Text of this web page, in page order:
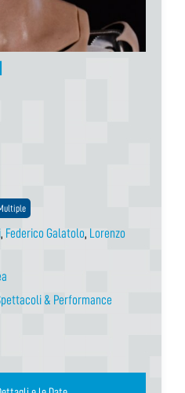
, Federico Galatolo, Lorenzo
& Performance